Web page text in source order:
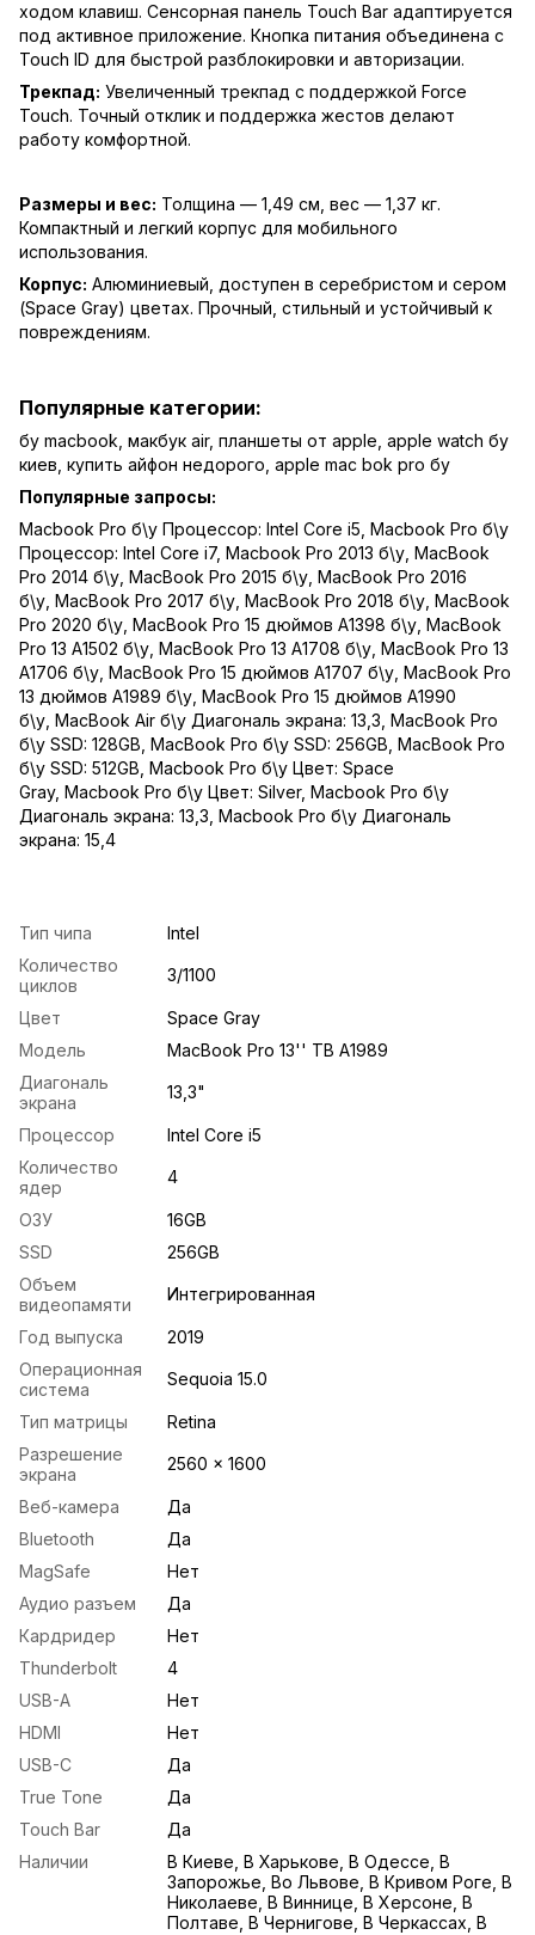
ходом клавиш. Сенсорная панель Touch Bar адаптируется
под активное приложение. Кнопка питания объединена с
Touch ID для быстрой разблокировки и авторизации.
Трекпад: Увеличенный трекпад с поддержкой Force
Touch. Точный отклик и поддержка жестов делают
работу комфортной.
Размеры и вес: Толщина — 1,49 см, вес — 1,37 кг.
Компактный и легкий корпус для мобильного
использования.
Корпус: Алюминиевый, доступен в серебристом и сером
(Space Gray) цветах. Прочный, стильный и устойчивый к
повреждениям.
Популярные категории:
бу macbook макбук air, планшеты от apple apple watch бу
киев купить айфон недорого apple mac bok pro бу
Популярные запросы:
Macbook Pro б\у Процессор: Intel Core i5 Macbook Pro б\у
Процессор: Intel Core i7, Macbook Pro 2013 б\у MacBook
Pro 2014 б\у MacBook Pro 2015 б\у MacBook Pro 2016
б\у MacBook Pro 2017 б\у MacBook Pro 2018 б\у MacBook
Pro 2020 б\у MacBook Pro 15 дюймов A1398 б\у MacBook
Pro 13 A1502 б\у MacBook Pro 13 A1708 б\у MacBook Pro 13
A1706 б\у MacBook Pro 15 дюймов A1707 б\у MacBook Pro
13 дюймов A1989 б\у MacBook Pro 15 дюймов A1990
б\у MacBook Air б\у Диагональ экрана: 13,3 MacBook Pro
б\у SSD: 128GB MacBook Pro б\у SSD: 256GB MacBook Pro
б\у SSD: 512GB Macbook Pro б\у Цвет: Space
Gray, Macbook Pro б\у Цвет: Silver, Macbook Pro б\у
Диагональ экрана: 13,3 Macbook Pro б\у Диагональ
экрана: 15,4
Тип чипа
Intel
Количество
циклов
3/1100
Цвет
Space Gray
Модель
MacBook Pro 13'' TB A1989
Диагональ
экрана
13,3"
Процессор
Intel Core i5
Количество
ядер
4
ОЗУ
16GB
SSD
256GB
Объем
видеопамяти
Интегрированная
Год выпуска
2019
Операционная
система
Sequoia 15.0
Тип матрицы
Retina
Разрешение
экрана
2560 x 1600
Веб-камера
Да
Bluetooth
Да
MagSafe
Нет
Аудио разъем
Да
Кардридер
Нет
Thunderbolt
4
USB-A
Нет
HDMI
Нет
USB-С
Да
True Tone
Да
Touch Bar
Да
Наличии
В Киеве, В Харькове, В Одессе, В
Запорожье, Во Львове, В Кривом Роге, В
Николаеве, В Виннице, В Херсоне, В
Полтаве, В Чернигове, В Черкассах, В